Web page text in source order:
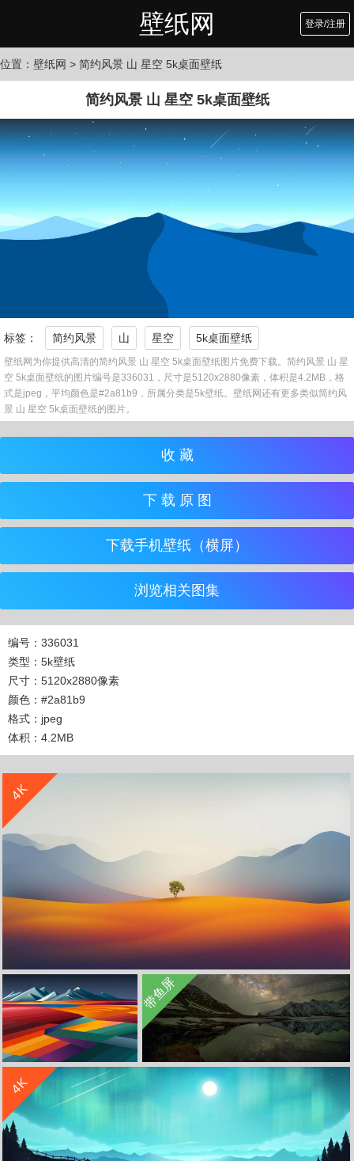
壁纸网 登录/注册
位置： 壁纸网 > 简约风景 山 星空 5k桌面壁纸
简约风景 山 星空 5k桌面壁纸
标签： 简约风景 山 星空 5k桌面壁纸
壁纸网为你提供高清的简约风景 山 星空 5k桌面壁纸图片免费下载。简约风景 山 星
空 5k桌面壁纸的图片编号是336031，尺寸是5120x2880像素，体积是4.2MB，格
式是jpeg，平均颜色是#2a81b9，所属分类是5k壁纸。壁纸网还有更多类似简约风
景 山 星空 5k桌面壁纸的图片。
收 藏
下 载 原 图
下载手机壁纸（横屏）
浏览相关图集
编号：336031
类型：5k壁纸
尺寸：5120x2880像素
颜色：#2a81b9
格式：jpeg
体积：4.2MB
4K
简约风景 山 一棵树 苹果 4k高清壁纸
立 即 下 载
收 藏
苹果 简约风景 山 夜景 创意 6k壁纸
立 即 下 载
带鱼屏
夜晚 雪山 星光 5k 桌面
收 藏
4K
立 即 下 载
收 藏